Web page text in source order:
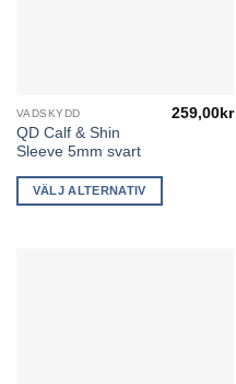
VADSKYDD
QD Calf & Shin
Sleeve 5mm svart
259,00 kr
VÄLJ ALTERNATIV
Den
här
har
flera